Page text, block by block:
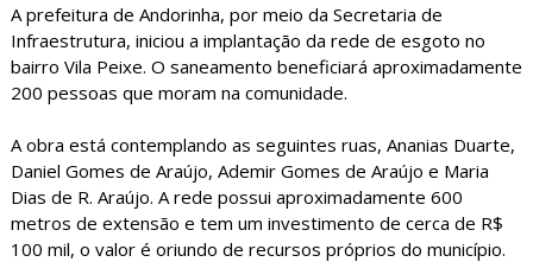
A prefeitura de Andorinha, por meio da Secretaria de
Infraestrutura, iniciou a implantação da rede de esgoto no
bairro Vila Peixe. O saneamento beneficiará aproximadamente
200 pessoas que moram na comunidade.
A obra está contemplando as seguintes ruas, Ananias Duarte,
Daniel Gomes de Araújo, Ademir Gomes de Araújo e Maria
Dias de R. Araújo. A rede possui aproximadamente 600
metros de extensão e tem um investimento de cerca de R$
100 mil, o valor é oriundo de recursos próprios do município.